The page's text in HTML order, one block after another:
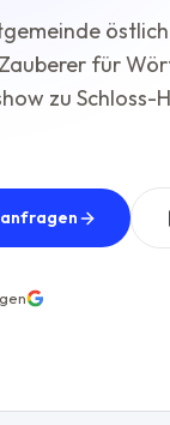
östlich
für
zu Schloss-